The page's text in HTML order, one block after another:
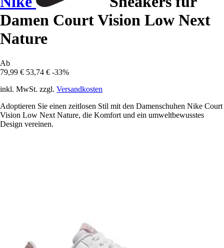
Damen Court Vision Low Next
Nature
Ab
79,99 € 53,74 € -33%
inkl. MwSt. zzgl. Versandkosten
Adoptieren Sie einen zeitlosen Stil mit den Damenschuhen Nike Court
Vision Low Next Nature, die Komfort und ein umweltbewusstes
Design vereinen.